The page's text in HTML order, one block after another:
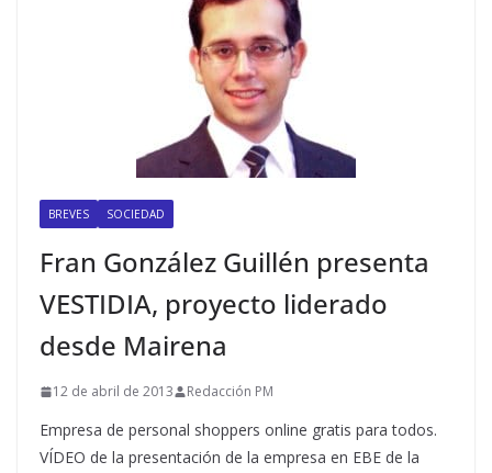
BREVES SOCIEDAD
Fran González Guillén presenta
VESTIDIA, proyecto liderado
desde Mairena
12 de abril de 2013 Redacción PM
Empresa de personal shoppers online gratis para todos.
VÍDEO de la presentación de la empresa en EBE de la